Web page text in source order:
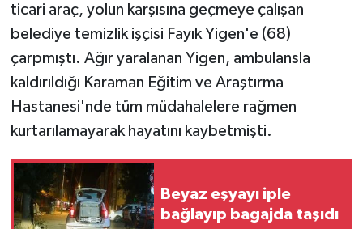
ticari araç, yolun karşısına geçmeye çalışan
belediye temizlik işçisi Fayık Yigen'e (68)
çarpmıştı. Ağır yaralanan Yigen, ambulansla
kaldırıldığı Karaman Eğitim ve Araştırma
Hastanesi'nde tüm müdahalelere rağmen
kurtarılamayarak hayatını kaybetmişti.
Beyaz eşyayı iple
bağlayıp bagajda taşıdı